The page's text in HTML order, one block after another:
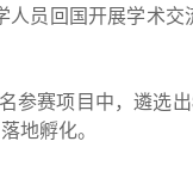
员回国开展学术
赛项目中，遴选
地孵化。